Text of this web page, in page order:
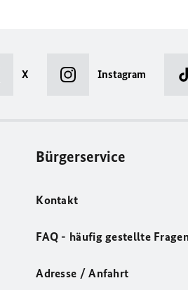
X Instagram
Bürgerservice
Kontakt
FAQ - häufig gestellte
Adresse / Anfahrt